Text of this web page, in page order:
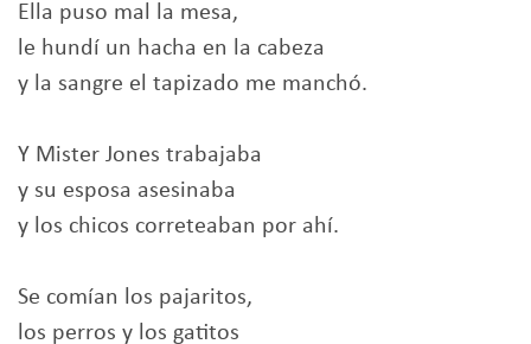
Ella puso mal la mesa,
le hundí un hacha en la cabeza
y la sangre el tapizado me manchó.
Y Mister Jones trabajaba
y su esposa asesinaba
y los chicos correteaban por ahí.
Se comían los pajaritos,
los perros y los gatitos